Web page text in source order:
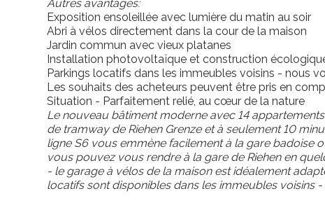
Autres avantages:
Exposition ensoleillée avec lumière du matin au soir
Abri à vélos directement dans la cour de la maison
Jardin commun avec vieux platanes
Installation photovoltaïque et construction
Parkings locatifs dans les immeubles voisins - nous
Les souhaits des acheteurs peuvent être pris en
Situation - Parfaitement relié, au cœur de la nature
Le nouveau bâtiment moderne avec 14
de tramway de Riehen Grenze et à seulement 10
ligne S6 vous emmène facilement à la gare badoise
vous pouvez vous rendre à la gare de Riehen en
- le garage à vélos de la maison est idéalement
locatifs sont disponibles dans les immeubles voisins